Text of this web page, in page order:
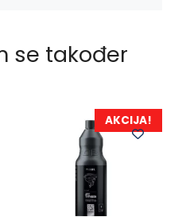
se također
AKCIJA!